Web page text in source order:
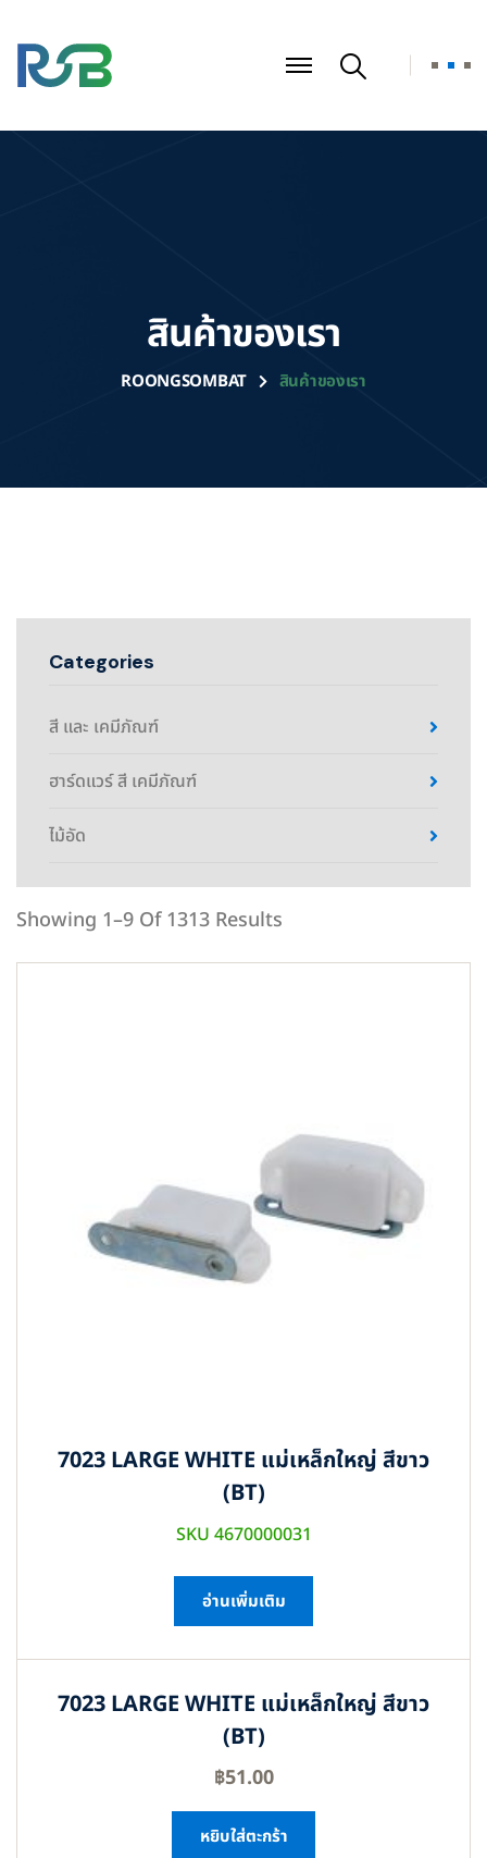
สินค้าของเรา
ROONGSOMBAT สินค้าของเรา
Categories
สี และ เคมีภัณฑ์
ฮาร์ดแวร์ สี เคมีภัณฑ์
ไม้อัด
Showing 1–9 Of 1313 Results
7023 LARGE WHITE แม่เหล็กใหญ่ สีขาว
(BT)
SKU 4670000031
อ่านเพิ่มเติม
7023 LARGE WHITE แม่เหล็กใหญ่ สีขาว
(BT)
฿51.00
หยิบใส่ตะกร้า